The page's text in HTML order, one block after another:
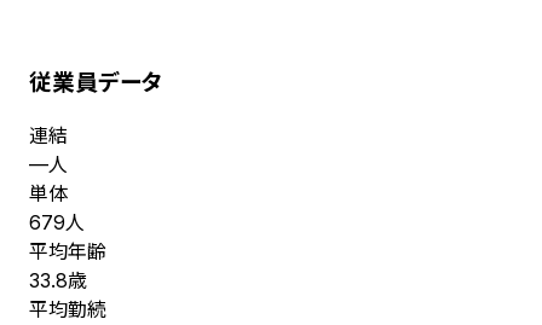
従業員データ
連結
—人
単体
679人
平均年齢
33.8歳
平均勤続